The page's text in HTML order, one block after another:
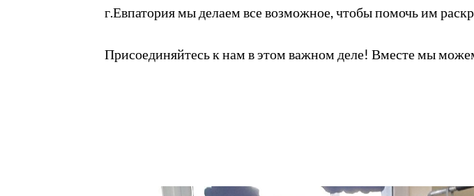
г.Евпатория мы делаем все возможное, чтобы помочь им
Присоединяйтесь к нам в этом важном деле! Вместе мы